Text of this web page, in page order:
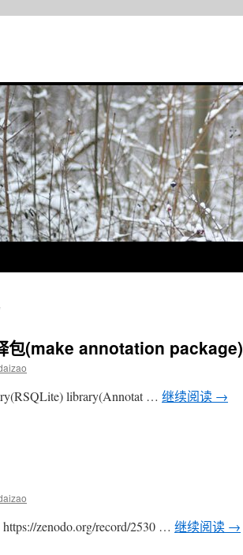
包(make annotation package)
library(Annotat … 继续阅读 →
zenodo.org/record/2530 … 继续阅读 →